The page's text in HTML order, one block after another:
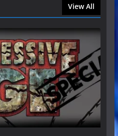
View All